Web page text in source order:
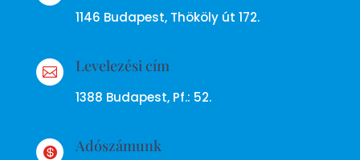
1146 Budapest, Thököly út 172.
 Levelezési cím
1388 Budapest, Pf.: 52.
 Adószámunk